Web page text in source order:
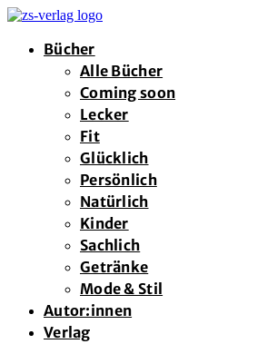
Bücher
Alle Bücher
Coming soon
Lecker
Fit
Glücklich
Persönlich
Natürlich
Kinder
Sachlich
Getränke
Mode & Stil
Autor:innen
Verlag